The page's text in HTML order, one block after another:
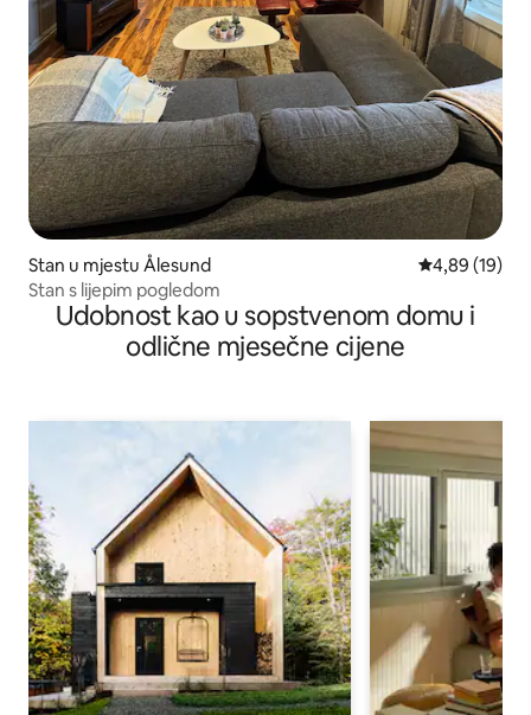
Stan u mjestu Ålesund prosječna
4,89 (19)
Stan s lijepim pogledom
Udobnost kao u sopstvenom domu i
odlične mjesečne cijene